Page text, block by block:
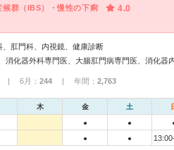
候群（IBS）・慢性の下痢 4.0
、肛門科、内視鏡、健康診断
消化器外科専門医、大腸肛門病専門医、消化器
| 6月： 244 | 年間： 2,763
木 金 土
● ●
● ●